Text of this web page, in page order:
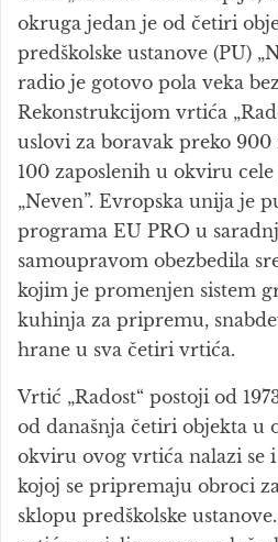
okruga jedan je od četiri
predškolske ustanove (PU)
radio je gotovo pola veka
Rekonstrukcijom vrtića
uslovi za boravak preko
100 zaposlenih u okviru
„Neven”. Evropska unija je
programa EU PRO u
samoupravom obezbedila
kojim je promenjen sistem
kuhinja za pripremu,
hrane u sva četiri vrtića.
Vrtić „Radost“ postoji od
od današnja četiri objekta u
okviru ovog vrtića nalazi se
kojoj se pripremaju obroci
sklopu predškolske